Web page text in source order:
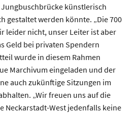
künstlerisch
gestaltet werden könnte. „Die 700
leider nicht, unser Leiter ist aber
Geld bei privaten Spendern
wurde in diesem Rahmen
Marchivum eingeladen und der
auch zukünftige Sitzungen im
„Wir freuen uns auf die
Neckarstadt-West jedenfalls keine